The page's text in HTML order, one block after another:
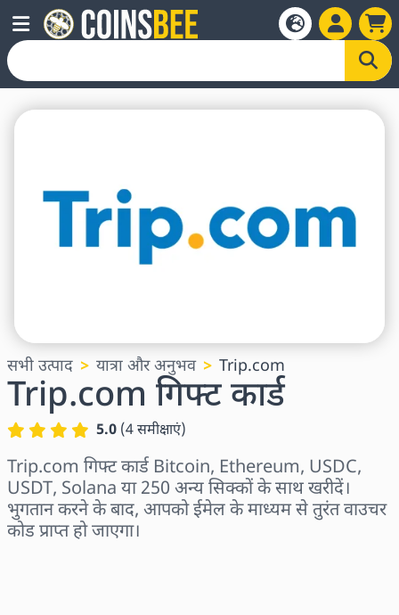
सभी उत्पाद यात्रा और अनुभव Trip.com
Trip.com गिफ्ट कार्ड
5.0 (4समीक्षाएं)
Trip.com गिफ्ट कार्ड Bitcoin, Ethereum, USDC,
USDT, Solana या 250 अन्य सिक्कों के साथ खरीदें।
भुगतान करने के बाद, आपको ईमेल के माध्यम से तुरंत वाउचर
कोड प्राप्त हो जाएगा।